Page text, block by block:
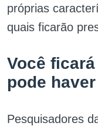
próprias
quais ficarão
Você
pode
Pesquisadores